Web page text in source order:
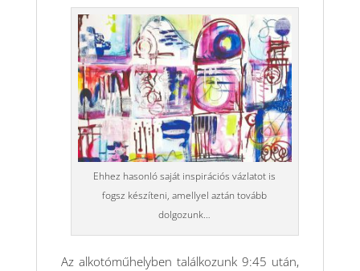
Ehhez hasonló saját inspirációs vázlatot is
fogsz készíteni, amellyel aztán tovább
dolgozunk…
Az alkotóműhelyben találkozunk 9:45 után,